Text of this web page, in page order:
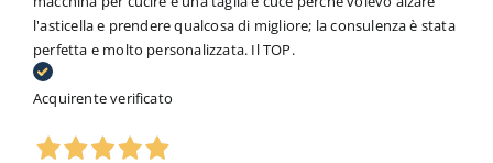
l'asticella e prendere qualcosa di migliore; la consulenza è stata
perfetta e molto personalizzata. Il TOP.
Acquirente verificato